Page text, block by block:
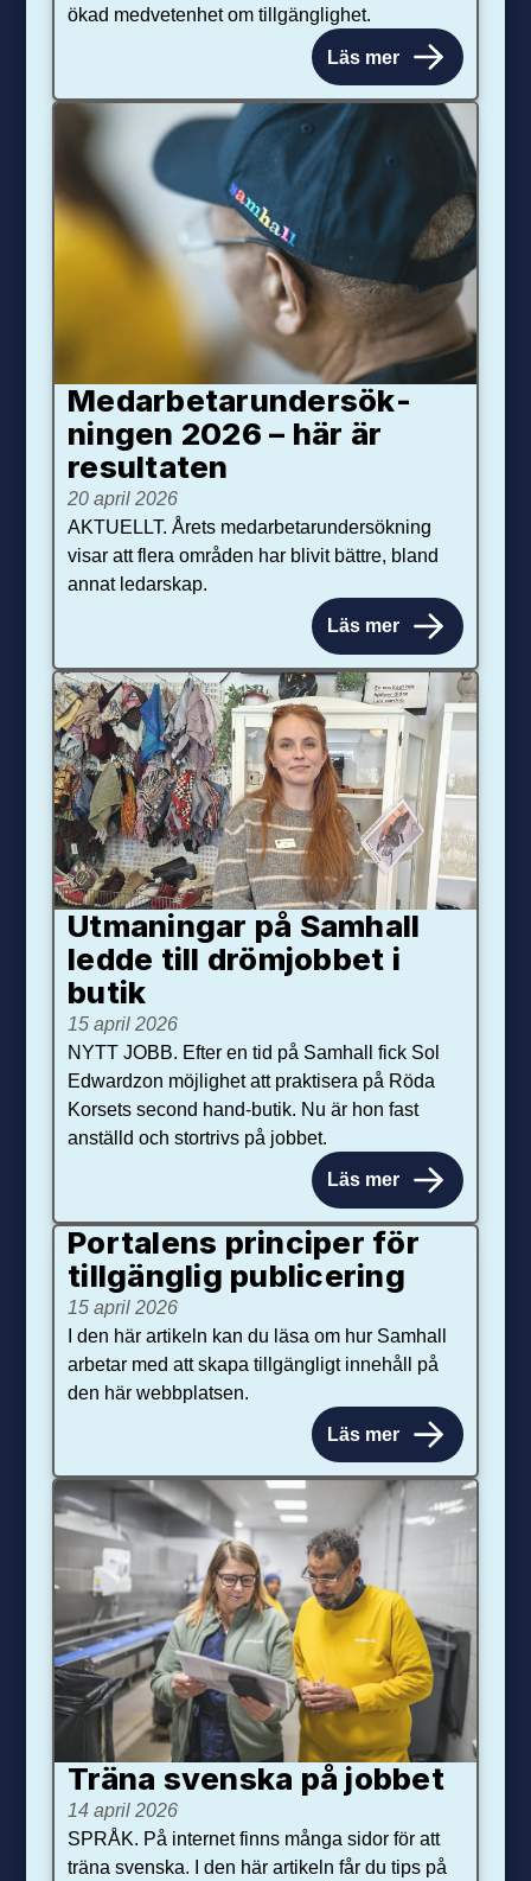
ökad medvetenhet om tillgänglighet.
Läs mer
Medarbetar­under­sök­
ningen 2026 – här är
resultaten
20 april 2026
AKTUELLT. Årets medarbetarundersökning
visar att flera områden har blivit bättre, bland
annat ledarskap.
Läs mer
Utmaningar på Sam­hall
ledde till dröm­jobbet i
butik
15 april 2026
NYTT JOBB. Efter en tid på Samhall fick Sol
Edwardzon möjlighet att praktisera på Röda
Korsets second hand-butik. Nu är hon fast
anställd och stortrivs på jobbet.
Läs mer
Portalens principer för
tillgänglig publicering
15 april 2026
I den här artikeln kan du läsa om hur Samhall
arbetar med att skapa tillgängligt innehåll på
den här webbplatsen.
Läs mer
Träna svenska på jobbet
14 april 2026
SPRÅK. På internet finns många sidor för att
träna svenska. I den här artikeln får du tips på